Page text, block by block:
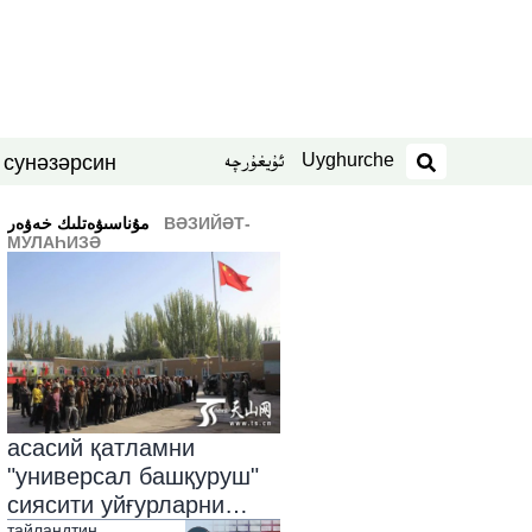
нәзәрсин ئۇيغۇرچە Uyghurche
издәш
ВӘЗИЙӘТ-
МУЛАҺИЗӘ
асасий қатламни
"универсал башқуруш"
сиясити уйғурларни